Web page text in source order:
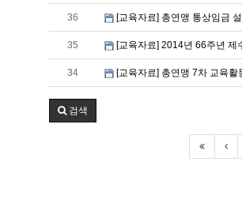
36 [교육자료] 총연맹 통상임금
35 [교육자료] 2014년 66주년 제
34 [교육자료] 총연맹 7차 교육활
검색